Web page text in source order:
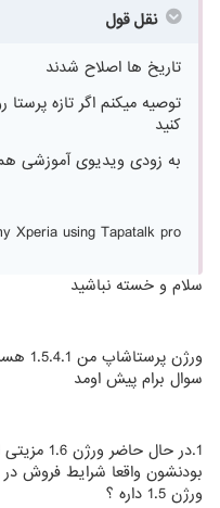
نقل قول
تاریخ ها اصلاح شدند
کنید
به زودی ویدیوی آموزشی هم
Xperia using Tapatalk pro
سلام و خسته نباشید
ورژن
سوال برام پیش اومد
1.در حال
بودنشون واقعا شرایط فروش در
ورژن 1.5 داره ؟